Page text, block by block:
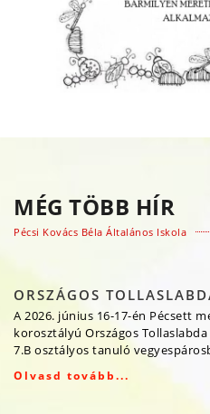
MÉG TÖBB HÍR
Pécsi Kovács Béla Általános Iskola
ORSZÁGOS
A 2026. június 16-17-én Pécsett
korosztályú Országos
7.B osztályos tanuló
Olvasd tovább...